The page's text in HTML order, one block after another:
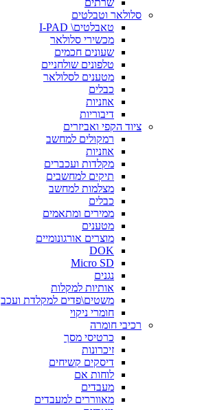
סלולאר וטבלטים
טאבלטים\ I-PAD
מכשירי סלולאר
שעונים חכמים
טלפונים שולחניים
מטענים לסלולאר
כבלים
אוזניות
דיבוריות
ציוד הקפי ואביזרים
רמקולים למחשב
אוזניות
מקלדות ועכברים
תיקים למחשבים
מצלמות למחשב
כבלים
ממירים ומתאמים
מטענים
מוצרים אורגונומיים
DOK
Micro SD
נגנים
אותיות למקלות
משטים\פדים למקלדת ועכב
חומרי ניקוי
רכיבי חומרה
כרטיסי מסך
זיכרונות
דיסקים קשיחים
לוחות אם
מעבדים
מאווררים למעבדים